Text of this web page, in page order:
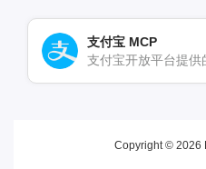
支付宝 MCP
支付宝开放平台提
Copyright © 2026